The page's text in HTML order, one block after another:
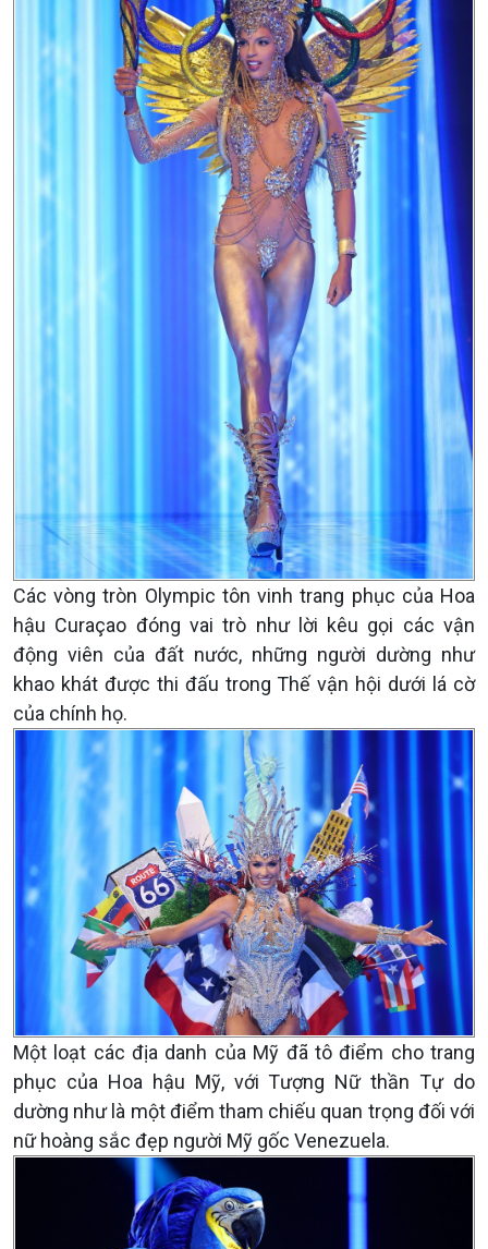
Các vòng tròn Olympic tôn vinh trang phục của Hoa
hậu Curaçao đóng vai trò như lời kêu gọi các vận
động viên của đất nước, những người dường như
khao khát được thi đấu trong Thế vận hội dưới lá cờ
của chính họ.
Một loạt các địa danh của Mỹ đã tô điểm cho trang
phục của Hoa hậu Mỹ, với Tượng Nữ thần Tự do
dường như là một điểm tham chiếu quan trọng đối với
nữ hoàng sắc đẹp người Mỹ gốc Venezuela.